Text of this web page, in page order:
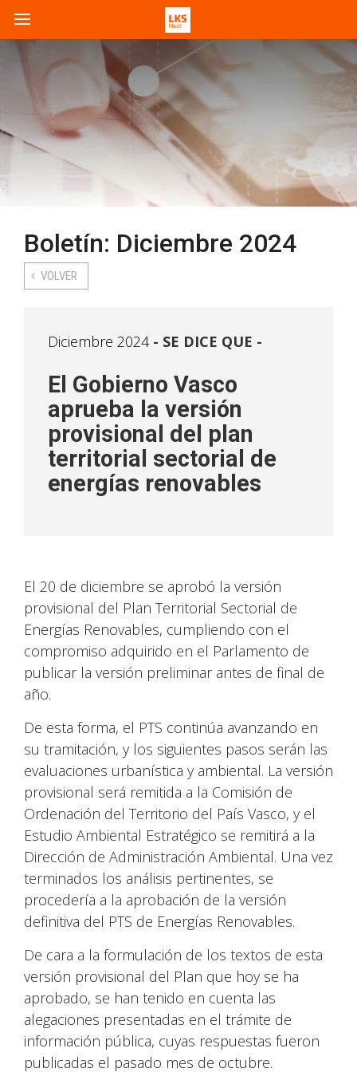
Boletín: Diciembre 2024
VOLVER
Diciembre 2024 SE DICE QUE -
El Gobierno Vasco
aprueba la versión
provisional del plan
territorial sectorial de
energías renovables
El 20 de diciembre se aprobó la versión
provisional del Plan Territorial Sectorial de
Energías Renovables, cumpliendo con el
compromiso adquirido en el Parlamento de
publicar la versión preliminar antes de final de
año.
De esta forma, el PTS continúa avanzando en
su tramitación, y los siguientes pasos serán las
evaluaciones urbanística y ambiental. La versión
provisional será remitida a la Comisión de
Ordenación del Territorio del País Vasco, y el
Estudio Ambiental Estratégico se remitirá a la
Dirección de Administración Ambiental. Una vez
terminados los análisis pertinentes, se
procedería a la aprobación de la versión
definitiva del PTS de Energías Renovables.
De cara a la formulación de los textos de esta
versión provisional del Plan que hoy se ha
aprobado, se han tenido en cuenta las
alegaciones presentadas en el trámite de
información pública, cuyas respuestas fueron
publicadas el pasado mes de octubre.